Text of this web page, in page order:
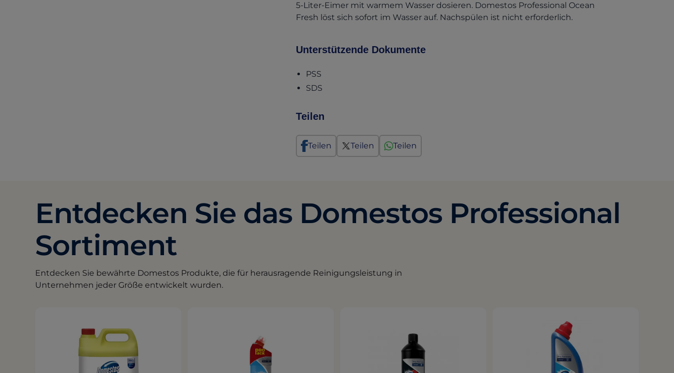
5-Liter-Eimer mit warmem Wasser dosieren. Domestos Professional Ocean
Fresh löst sich sofort im Wasser auf. Nachspülen ist nicht erforderlich.
Unterstützende Dokumente
PSS
SDS
Teilen
Teilen Teilen Teilen
Entdecken Sie das Domestos Professional
Sortiment
Entdecken Sie bewährte Domestos Produkte, die für herausragende Reinigungsleistung in
Unternehmen jeder Größe entwickelt wurden.